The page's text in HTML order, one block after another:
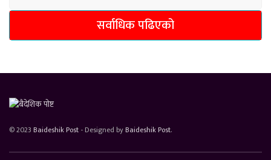
सर्वाधिक पढिएको
© 2023 Baideshik Post - Designed byBaideshik Post.